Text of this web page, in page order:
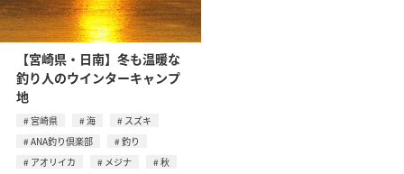
【宮崎県・日南】冬も温暖な
釣り人のウインターキャンプ
地
宮崎県 海
スズキ
ANA釣り倶楽部
釣り
アオリイカ
メジナ
秋